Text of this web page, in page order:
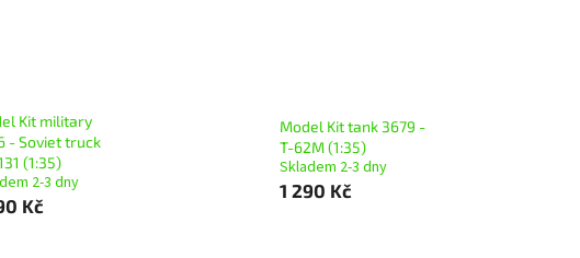
Kit military
- Soviet truck
(1:35)
2-3 dny
Kč
Model Kit tank 3679 -
T-62M (1:35)
Skladem 2-3 dny
1 290 Kč